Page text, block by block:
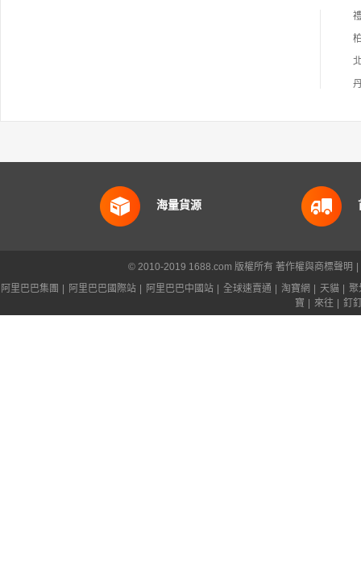
海量貨源
© 2010-2019 1688.com 版權所有 著作權與商標聲明
阿里巴巴集團
阿里巴巴國際站 阿里巴巴中國站 全球速賣通 淘寶網 天貓
聚
寶
來往 釘